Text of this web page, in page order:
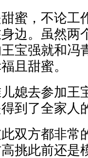
蜜，不论工
边。虽然两
宝强就和冯
且甜蜜。
媳去参加王
到了全家人
双方都非常
挑此前还是